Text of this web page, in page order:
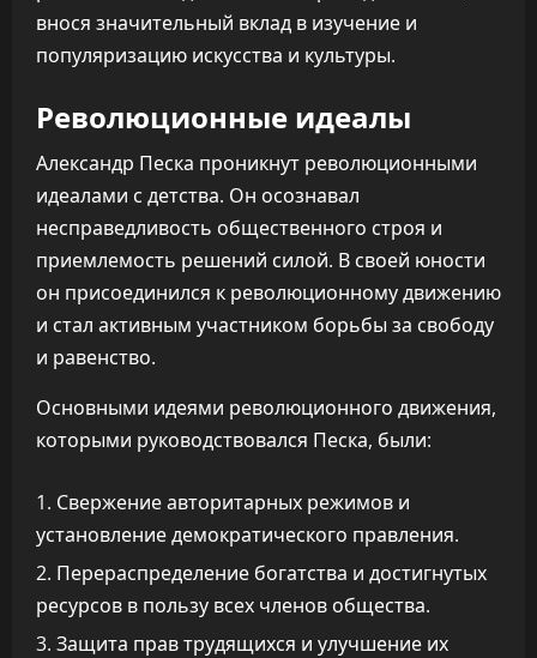
внося значительный вклад в изучение и
популяризацию искусства и культуры.
Революционные идеалы
Александр Песка проникнут революционными
идеалами с детства. Он осознавал
несправедливость общественного строя и
приемлемость решений силой. В своей юности
он присоединился к революционному движению
и стал активным участником борьбы за свободу
и равенство.
Основными идеями революционного движения,
которыми руководствовался Песка, были:
Свержение авторитарных режимов и
установление демократического правления.
Перераспределение богатства и достигнутых
ресурсов в пользу всех членов общества.
Защита прав трудящихся и улучшение их